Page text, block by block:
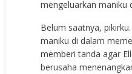
mengeluarkan maniku
Belum saatnya,
maniku di dalam
memberi tanda agar
berusaha